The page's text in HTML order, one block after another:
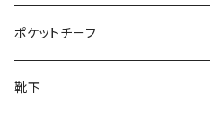
28cm～
ポケットチーフ
靴下